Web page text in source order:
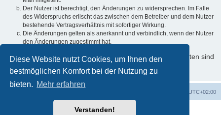
Diese Website nutzt Cookies, um Ihnen den
bestmöglichen Komfort bei der Nutzung zu
bieten. Mehr erfahren
Verstanden!
Der Nutzer ist berechtigt, den Änderungen zu widersprechen. Im Falle
des Widerspruchs erlischt das zwischen dem Betreiber und dem Nutzer
bestehende Vertragsverhältnis mit sofortiger Wirkung.
Die Änderungen gelten als anerkannt und verbindlich, wenn der Nutzer
den Änderungen zugestimmt hat.
Informationen über den Umgang mit Ihren persönlichen Daten sind
in der Datenschutzerklärung enthalten.
UTC+02:00
Powered byphpBB® Forum Software © phpBB Limited